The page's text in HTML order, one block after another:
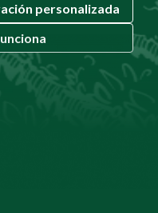
personalizada